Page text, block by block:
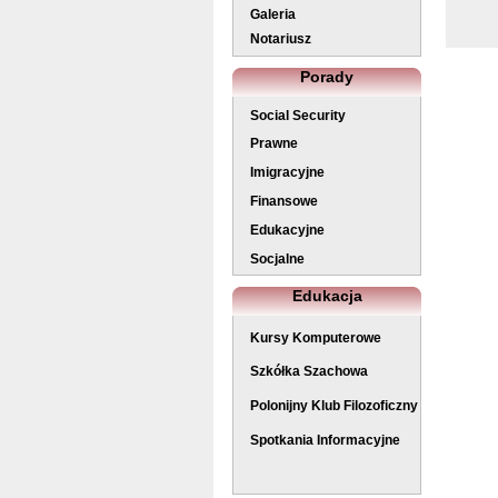
Galeria
Notariusz
Porady
Social Security
Prawne
Imigracyjne
Finansowe
Edukacyjne
Socjalne
Edukacja
Kursy Komputerowe
Szkółka Szachowa
Polonijny Klub Filozoficzny
Spotkania Informacyjne